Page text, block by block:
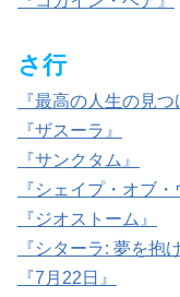
さ行
『最高の人生の見つ
『ザスーラ』
『サンクタム』
『シェイプ・オブ・
『ジオストーム』
『シターラ: 夢を抱
『7月22日』